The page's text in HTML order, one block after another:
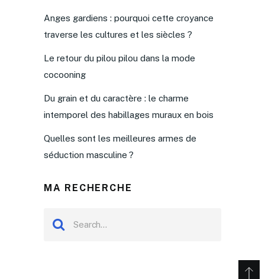
Anges gardiens : pourquoi cette croyance
traverse les cultures et les siècles ?
Le retour du pilou pilou dans la mode
cocooning
Du grain et du caractère : le charme
intemporel des habillages muraux en bois
Quelles sont les meilleures armes de
séduction masculine ?
MA RECHERCHE